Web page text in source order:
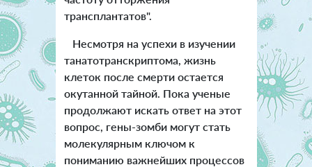
трансплантатов".
Несмотря на успехи в изучении
танатотранскриптома, жизнь
клеток после смерти остается
окутанной тайной. Пока ученые
продолжают искать ответ на этот
вопрос, гены-зомби могут стать
молекулярным ключом к
пониманию важнейших процессов